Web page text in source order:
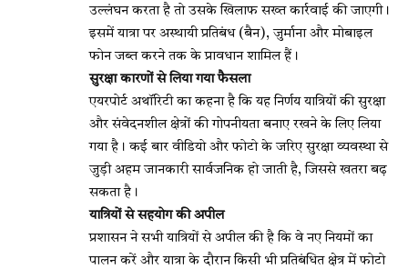
उल्लंघन करता है तो उसके खिलाफ सख्त कार्रवाई की जाएगी।
इसमें यात्रा पर अस्थायी प्रतिबंध (बैन), जुर्माना और मोबाइल
फोन जब्त करने तक के प्रावधान शामिल हैं।
सुरक्षा कारणों से लिया गया फैसला
एयरपोर्ट अथॉरिटी का कहना है कि यह निर्णय यात्रियों की सुरक्षा
और संवेदनशील क्षेत्रों की गोपनीयता बनाए रखने के लिए लिया
गया है। कई बार वीडियो और फोटो के जरिए सुरक्षा व्यवस्था से
जुड़ी अहम जानकारी सार्वजनिक हो जाती है, जिससे खतरा बढ़
सकता है।
यात्रियों से सहयोग की अपील
प्रशासन ने सभी यात्रियों से अपील की है कि वे नए नियमों का
पालन करें और यात्रा के दौरान किसी भी प्रतिबंधित क्षेत्र में फोटो